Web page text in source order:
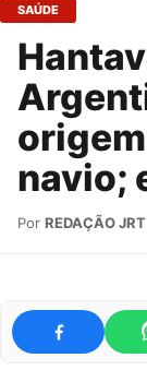
SAÚDE
navio;
Por REDAÇÃO